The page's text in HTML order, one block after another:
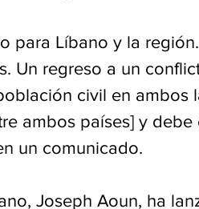
para Líbano y la
Un regreso a un
civil en ambos
ambos países] y debe
un comunicado.
Joseph Aoun, ha